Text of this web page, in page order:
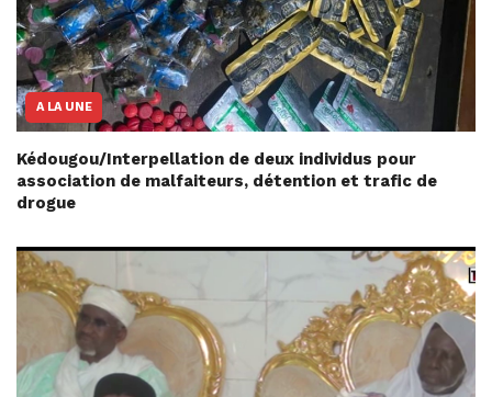
A LA UNE
Kédougou/Interpellation de deux individus pour
association de malfaiteurs, détention et trafic de
drogue